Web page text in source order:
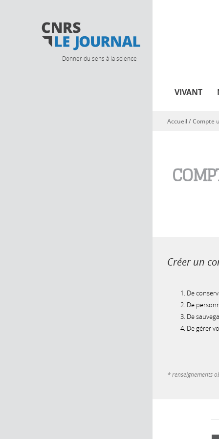
Donner du sens à la science
VIVANT
Vous êtes ici
Accueil/Compte
Créer un
De
De
De
De gérer
* renseignements